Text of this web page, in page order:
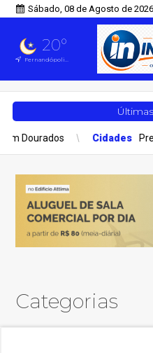
Sábado, 08 de Agosto de 2026
20°
Fernandópolis, SP
Dourados Cidades
Categorias